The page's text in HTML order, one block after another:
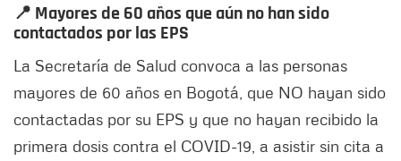
📍 Mayores de 60 años que aún no han sido
contactados por las EPS
La Secretaría de Salud convoca a las personas
mayores de 60 años en Bogotá, que NO hayan sido
contactadas por su EPS y que no hayan recibido la
primera dosis contra el COVID-19, a asistir sin cita a